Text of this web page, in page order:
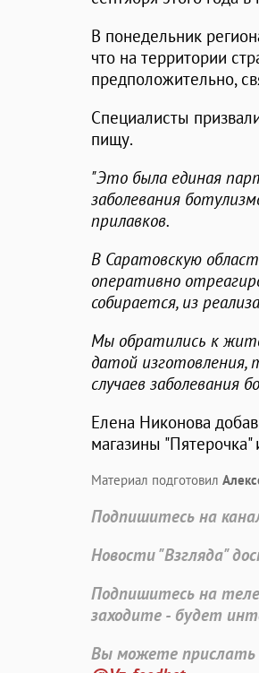
В понедельник
что на территории
предположительно,
Специалисты
пищу.
"Это была единая
заболевания
прилавков.
В Саратовскую
оперативно
собирается, из
Мы обратились к
датой изготовления,
случаев заболевания
Елена Никонова
магазины "Пятерочка"
Материал подготовил
Подпишитесь на
Новости "Взгляда"
Подпишитесь на
заходите - будет
Вы можете прислать